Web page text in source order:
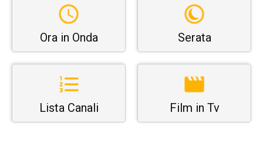
Ora in Onda Serata
Lista Canali Film in Tv